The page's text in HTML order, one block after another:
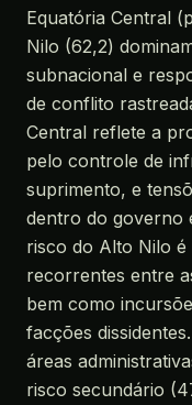
Equatória Central
Nilo (62,2)
subnacional e
de conflito
Central reflete a
pelo controle de
suprimento, e
dentro do governo
risco do Alto Nilo
recorrentes entre
bem como
facções
áreas
risco secundário